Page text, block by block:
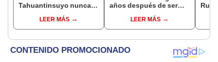
Tahuantinsuyo nunca
pensaban? Una nueva
teoría reabre el misterio
LEER MÁS
años después de ser
compasión por mi
madre, hizo lo que
LEER MÁS